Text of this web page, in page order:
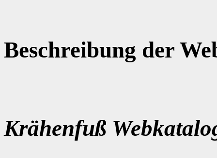
Beschreibung der
Krähenfuß